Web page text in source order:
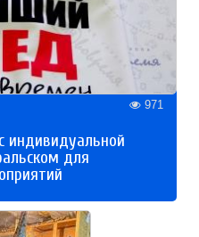
971
индивидуальной
для